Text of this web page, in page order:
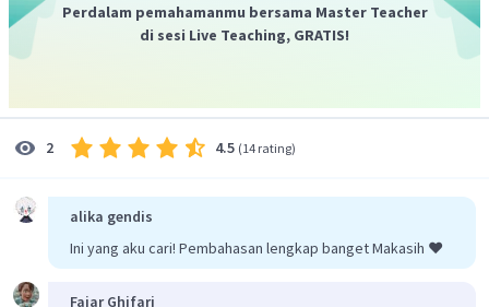
Karena sisi alas tidak mungkin bernilai negatif, maka
Dengan demikian, panjang sisi alas limas tersebut adalah
Perdalam pemahamanmu bersama Master Teacher
di sesi Live Teaching, GRATIS!
2 4.5 (14 rating)
alika gendis
Ini yang aku cari! Pembahasan lengkap banget Makasih ❤️
Fajar Ghifari